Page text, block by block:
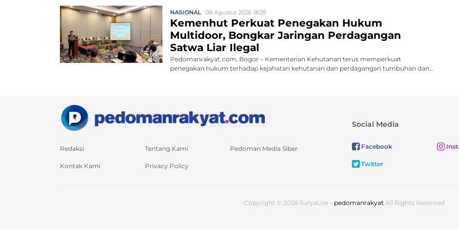
NASIONAL 08 Agustus 2026 18:29
Kemenhut Perkuat Penegakan Hukum
Multidoor, Bongkar Jaringan Perdagangan
Satwa Liar Ilegal
Pedomanrakyat.com, Bogor – Kementerian Kehutanan terus memperkuat
penegakan hukum terhadap kejahatan kehutanan dan perdagangan tumbuhan dan
Redaksi Tentang Kami Pedoman Media Siber
Kontak Kami Privacy Policy
Social Media
Facebook
Twitter
Copyright © 2026 SuryaLoe - pedomanrakyat All Rights Reserved